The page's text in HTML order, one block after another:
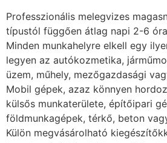
Professzionális melegvizes
típustól függően átlag napi 2-6
Minden munkahelyre elkell egy
legyen az autókozmetika,
üzem, műhely, mezőgazdasági
Mobil gépek, azaz könnyen
külsős munkaterülete, építőipari
földmunkagépek, térkő, beton
Külön megvásárolható